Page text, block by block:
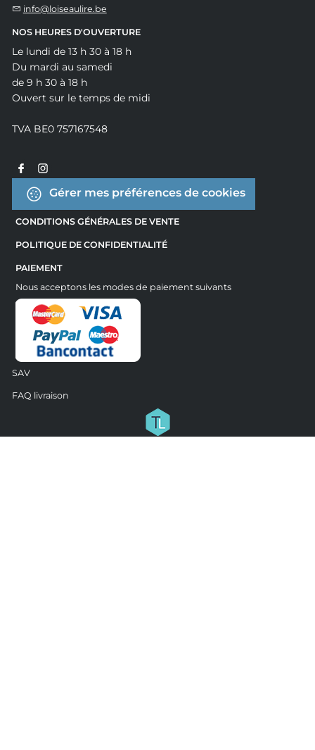
info@loiseaulire.be
NOS HEURES D'OUVERTURE
Le lundi de 13 h 30 à 18 h
Du mardi au samedi
de 9 h 30 à 18 h
Ouvert sur le temps de midi
TVA BE0 757167548
Gérer mes préférences de cookies
CONDITIONS GÉNÉRALES DE VENTE
POLITIQUE DE CONFIDENTIALITÉ
PAIEMENT
Nous acceptons les modes de paiement suivants
SAV
FAQ livraison